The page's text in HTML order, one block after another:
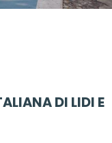
DI LIDI E